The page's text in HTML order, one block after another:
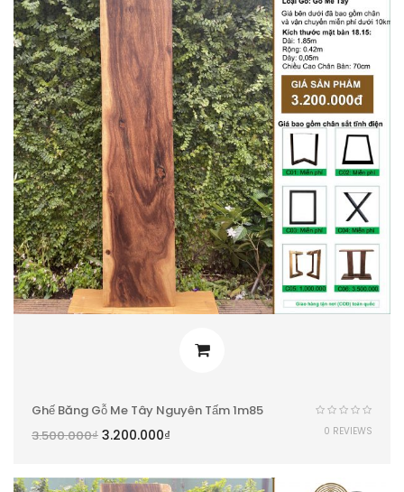
Ghế Băng Gỗ Me Tây Nguyên Tấm 1m85
3.500.000₫ 3.200.000₫ 0 REVIEWS